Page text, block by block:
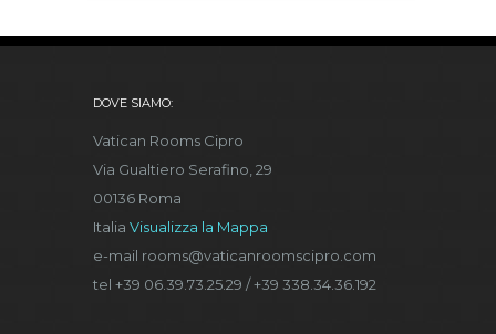
DOVE SIAMO:
Vatican Rooms Cipro
Via Gualtiero Serafino, 29
00136 Roma
Italia Visualizza la Mappa
e-mail rooms@vaticanroomscipro.com
tel +39 06.39.73.25.29 / +39 338.34.36.192